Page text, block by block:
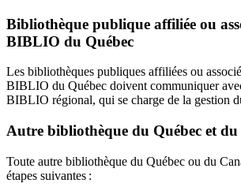
Bibliothèque publique affiliée ou
BIBLIO du Québec
Les bibliothèques publiques affiliées ou
BIBLIO du Québec doivent communiquer
BIBLIO régional, qui se charge de la gestion
Autre bibliothèque du Québec et
Toute autre bibliothèque du Québec ou du
étapes suivantes :